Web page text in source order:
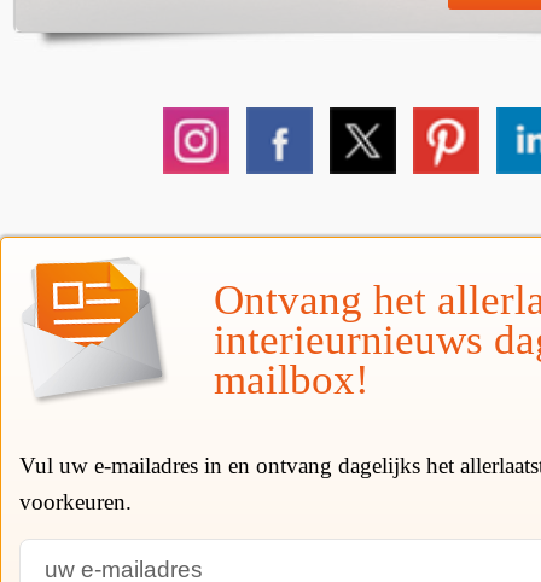
Ontvang het
interieurnieuws
mailbox!
Vul uw e-mailadres in en ontvang dagelijks het
voorkeuren.